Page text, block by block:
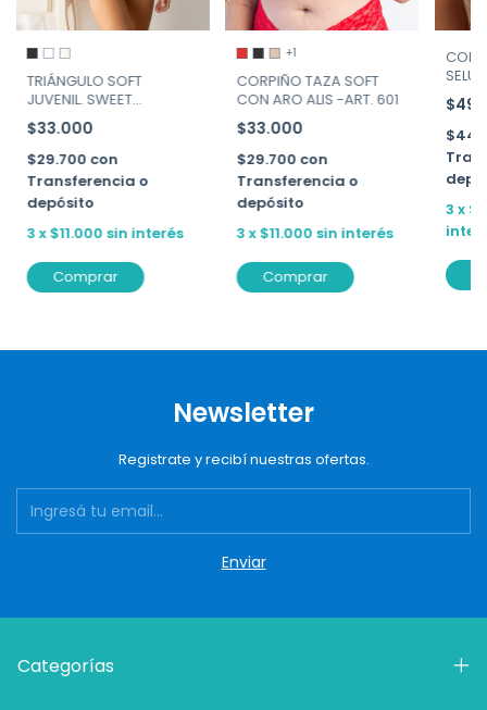
TRIÁNGULO SOFT
JUVENIL. SWEET
VICTORIAN ART. 108-09
$33.000
$29.700 con
Transferencia o
depósito
3 x$11.000 sin interés
Comprar
+1
CORPIÑO TAZA SOFT
CON ARO ALIS -ART. 601
$33.000
$29.700 con
Transferencia o
depósito
3x$11.000 sin interés
Comprar
SELU
3 x
Newsletter
Registrate y recibí nuestras ofertas.
Categorías